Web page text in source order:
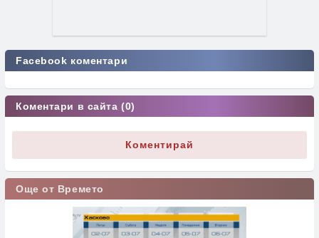
Facebook коментари
Коментари в сайта (0)
Коментирай
Още от Времето